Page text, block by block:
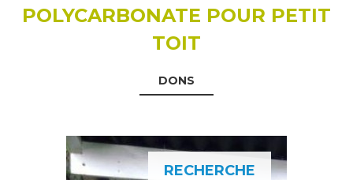
POLYCARBONATE POUR PETIT
TOIT
DONS
RECHERCHE